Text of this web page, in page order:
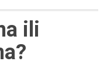
ili